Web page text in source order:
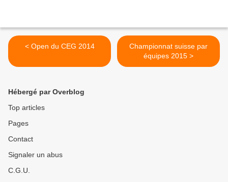
< Open du CEG 2014
Championnat suisse par
équipes 2015 >
Hébergé par Overblog
Top articles
Pages
Contact
Signaler un abus
C.G.U.